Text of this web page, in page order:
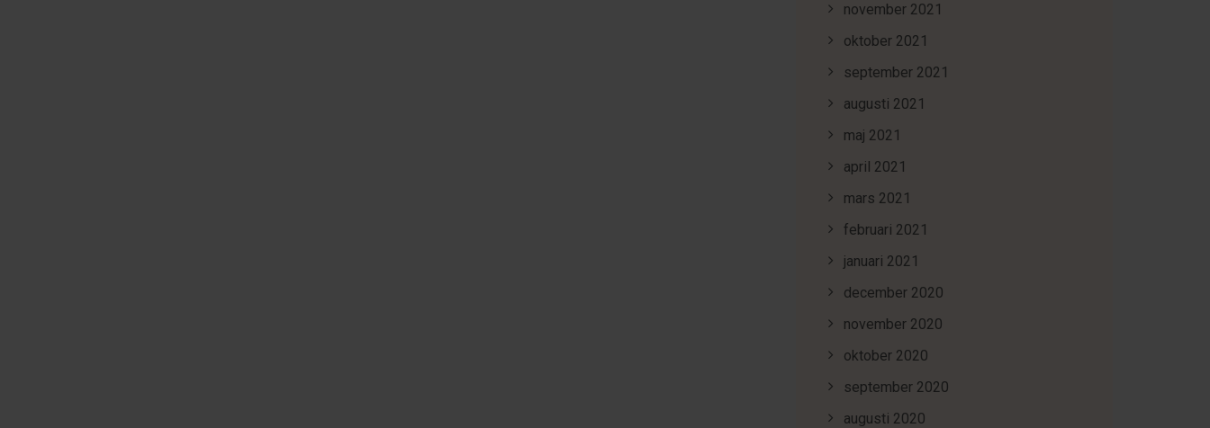
november 2021
oktober 2021
september 2021
augusti 2021
maj 2021
april 2021
mars 2021
februari 2021
januari 2021
december 2020
november 2020
oktober 2020
september 2020
augusti 2020